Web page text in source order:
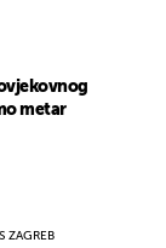
metar
ZAGREB